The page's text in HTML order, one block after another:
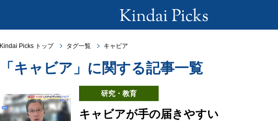
Kindai Picks トップ タグ一覧 キャビア
「キャビア」に関する記事一覧
研究・教育
キャビアが手の届きやすい